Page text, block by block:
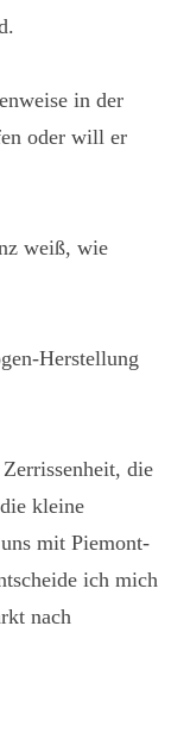
in der
oder will er
weiß, wie
Herstellung
die
kleine
mit Piemont-
ich mich
nach